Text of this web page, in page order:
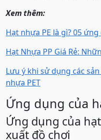
Xem thêm:
Hạt nhựa PE là gì? 05
Hạt Nhựa PP Giá Rẻ:
Lưu ý khi sử dụng các
nhựa PET
Ứng dụng của
Ứng dụng của
xuất đồ chơi